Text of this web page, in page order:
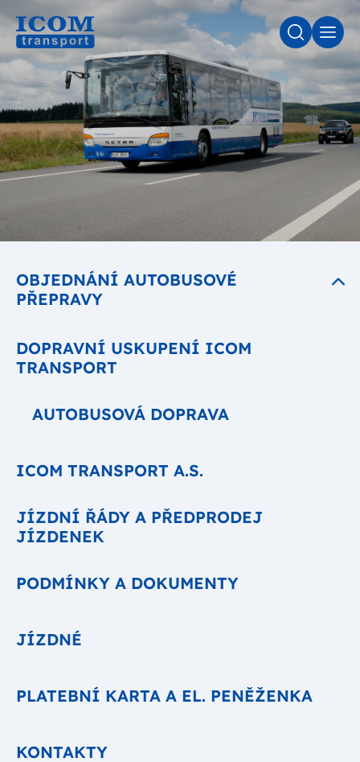
DOPRAVNÍ USKUPENÍ ICOM
TRANSPORT
AUTOBUSOVÁ DOPRAVA
ICOM TRANSPORT A.S.
JÍZDNÍ ŘÁDY A PŘEDPRODEJ
JÍZDENEK
PODMÍNKY A DOKUMENTY
JÍZDNÉ
PLATEBNÍ KARTA A EL. PENĚŽENKA
OBJEDNÁNÍ AUTOBUSOVÉ
PŘEPRAVY
KONTAKTY